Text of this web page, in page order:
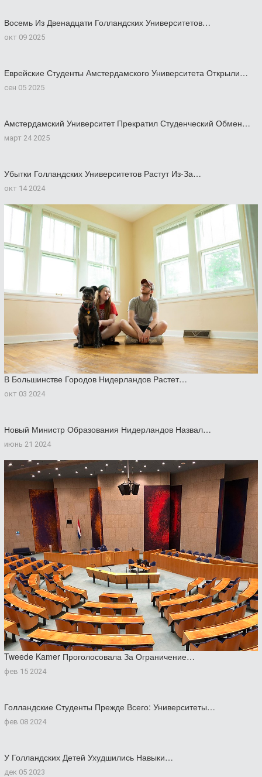
Восемь Из Двенадцати Голландских Университетов…
окт 09 2025
Еврейские Студенты Амстердамского Университета Открыли…
сен 05 2025
Амстердамский Университет Прекратил Студенческий Обмен…
март 24 2025
Убытки Голландских Университетов Растут Из-За…
окт 14 2024
В Большинстве Городов Нидерландов Растет…
окт 03 2024
Новый Министр Образования Нидерландов Назвал…
июнь 21 2024
Tweede Kamer Проголосовала За Ограничение…
фев 15 2024
Голландские Студенты Прежде Всего: Университеты…
фев 08 2024
У Голландских Детей Ухудшились Навыки…
дек 05 2023